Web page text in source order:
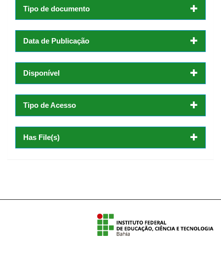
Tipo de documento
Data de Publicação
Disponível
Tipo de Acesso
Has File(s)